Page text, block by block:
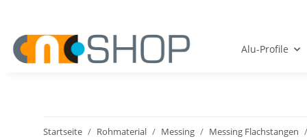
Alu-Profile
Startseite Rohmaterial Messing Messing Flachstangen